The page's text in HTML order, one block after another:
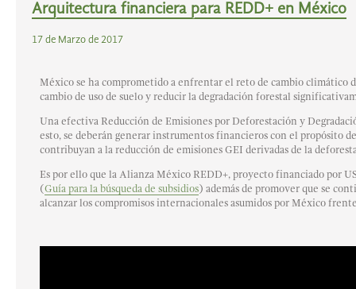
Arquitectura financiera para REDD+ en México
17 de Marzo de 2017
México se ha comprometido a enfrentar el reto de cambio climático
cambio de uso de suelo y reducir la degradación forestal
Una efectiva Reducción de Emisiones por Deforestación y
esto, se deberán generar instrumentos financieros con el propósito
contribuyan a la reducción de emisiones GEI derivadas de la
Es por ello que la Alianza México REDD+, proyecto financiado por
( Guía para la búsqueda de subsidios ) además de promover que se
alcanzar los compromisos internacionales asumidos por México